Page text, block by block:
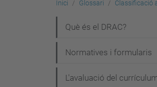
Inici Glossari Classificació
a
v
Què és el DRAC?
Normatives i formularis
L'avaluació del